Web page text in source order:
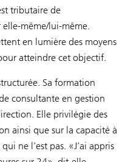
tributaire de
elle-même/lui-même.
en lumière des moyens
atteindre cet objectif.
Sa formation
consultante en gestion
Elle privilégie des
ainsi que sur la capacité à
ne l’est pas. «J’ai appris